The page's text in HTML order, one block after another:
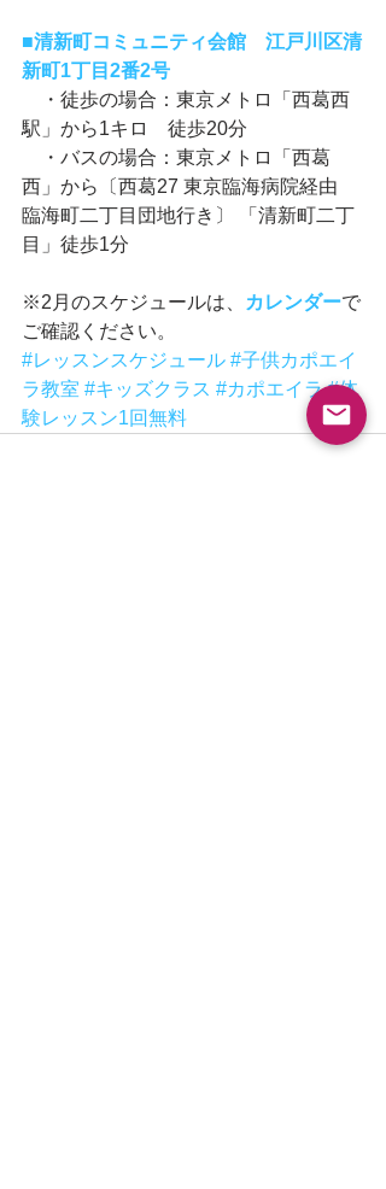
■清新町コミュニティ会館　江戸川区清
新町1丁目2番2号
・徒歩の場合：東京メトロ「西葛西
駅」から1キロ　徒歩20分
・バスの場合：東京メトロ「西葛
西」から〔西葛27 東京臨海病院経由
臨海町二丁目団地行き〕 「清新町二丁
目」徒歩1分
※2月のスケジュールは、 カレンダーで
ご確認ください。
#レッスンスケジュール #子供カポエイ
ラ教室 #キッズクラス #カポエイラ #体
験レッスン1回無料